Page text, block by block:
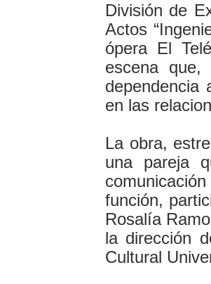
División de
Actos
ópera El
escena
dependencia
en las
La obra,
una pareja
función,
Rosalía
la dirección
Cultural